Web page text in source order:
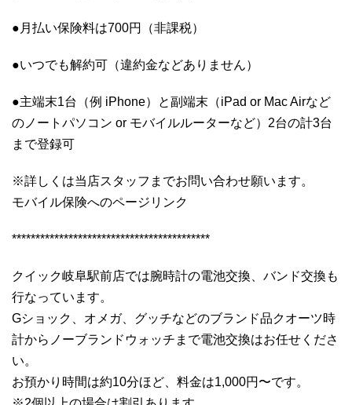
●月払い保険料は700円（非課税）
●いつでも解約可（違約金などありません）
●主端末1台（例 iPhone）と副端末（iPad or Mac Airなど
のノートパソコン or モバイルルーターなど）2台の計3台
まで登録可
※詳しくは当店スタッフまでお問い合わせ願います。
モバイル保険へのページリンク
******************************************
クイック岐阜駅前店では腕時計の電池交換、バンド交換も
行なっています。
Gショック、オメガ、グッチなどのブランド品クオーツ時
計からノーブランドウォッチまで電池交換はお任せくださ
い。
お預かり時間は約10分ほど、料金は1,000円〜です。